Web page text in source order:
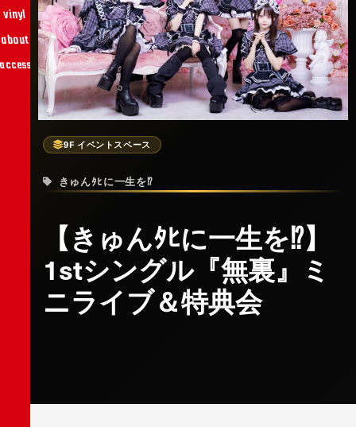
vinyl
about
9F イベントスペース
きゅんﾀﾋに一生を⁉︎
【きゅんﾀﾋに一生を⁉︎】
1stシングル『無裏』ミ
ニライブ＆特典会